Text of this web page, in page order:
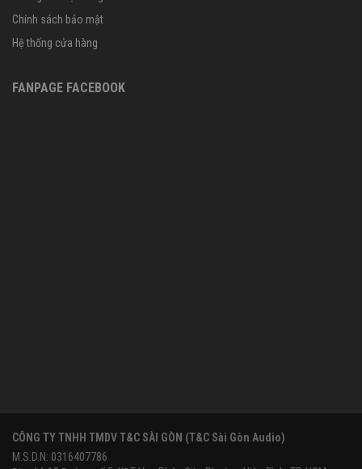
Chính sách bảo mật
Hệ thống cửa hàng
FANPAGE FACEBOOK
CÔNG TY TNHH TMDV T&C SÀI GÒN (T&C Sài Gòn Audio)
M.S.D.N: 0316407786